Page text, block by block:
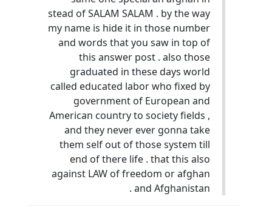
stead of SALAM SALAM . by the way
my name is hide it in those number
and words that you saw in top of
this answer post . also those
graduated in these days world
called educated labor who fixed by
government of European and
American country to society fields ,
and they never ever gonna take
them self out of those system till
end of there life . that this also
against LAW of freedom or afghan
and Afghanistan .